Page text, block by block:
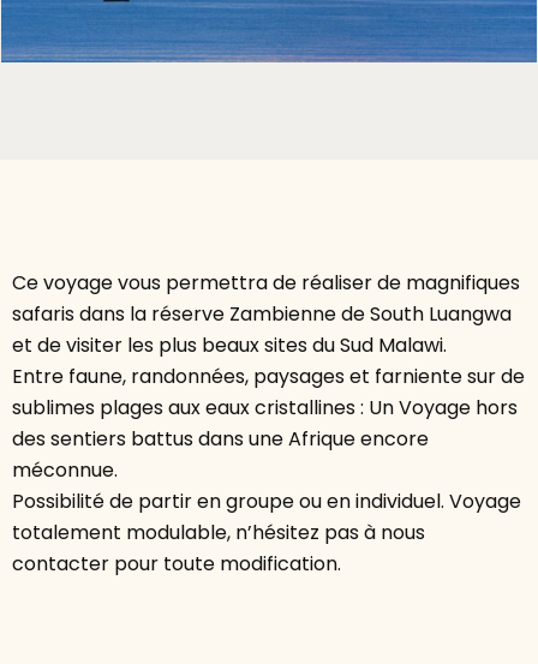
Ce voyage vous permettra de réaliser de magnifiques
safaris dans la réserve Zambienne de South Luangwa
et de visiter les plus beaux sites du Sud Malawi.
Entre faune, randonnées, paysages et farniente sur de
sublimes plages aux eaux cristallines : Un Voyage hors
des sentiers battus dans une Afrique encore
méconnue.
Possibilité de partir en groupe ou en individuel. Voyage
totalement modulable, n’hésitez pas à nous
contacter pour toute modification.